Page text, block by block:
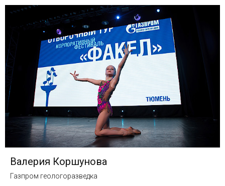
Валерия Коршунова
Газпром геологоразведка